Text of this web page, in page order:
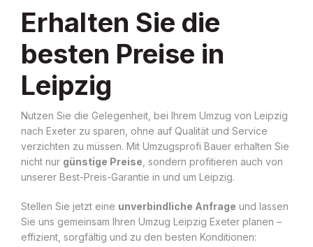
Erhalten Sie die
besten Preise in
Leipzig
Nutzen Sie die Gelegenheit, bei Ihrem Umzug von Leipzig
nach Exeter zu sparen, ohne auf Qualität und Service
verzichten zu müssen. Mit Umzugsprofi Bauer erhalten Sie
nicht nur günstige Preise , sondern profitieren auch von
unserer Best-Preis-Garantie in und um Leipzig.
Stellen Sie jetzt eine unverbindliche Anfrage und lassen
Sie uns gemeinsam Ihren Umzug Leipzig Exeter planen –
effizient, sorgfältig und zu den besten Konditionen: